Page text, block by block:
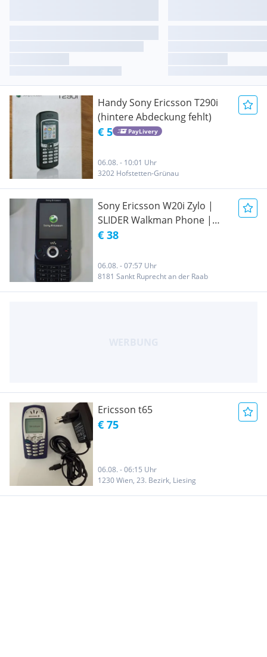
Handy Sony Ericsson T290i
(hintere Abdeckung fehlt)
€ 5 PayLivery
06.08. - 10:01 Uhr
3202 Hofstetten-Grünau
Sony Ericsson W20i Zylo |
SLIDER Walkman Phone |
Top Zustand | Inkl. Ladekabel
€ 38
06.08. - 07:57 Uhr
8181 Sankt Ruprecht an der Raab
Ericsson t65
€ 75
06.08. - 06:15 Uhr
1230 Wien, 23. Bezirk, Liesing